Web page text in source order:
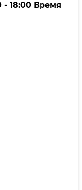
- 18:00 Время